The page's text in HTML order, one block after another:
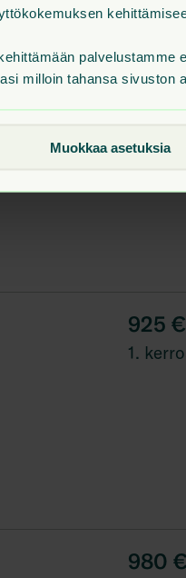
palvelustamme
milloin tahansa sivuston
Muokkaa asetuksia
715
1.
925
1.
980